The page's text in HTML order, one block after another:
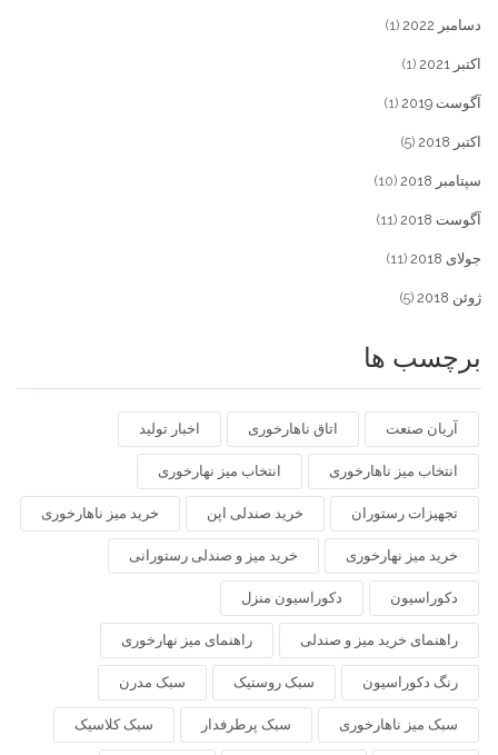
دسامبر 2022 (1)
اکتبر 2021 (1)
آگوست 2019 (1)
اکتبر 2018 (5)
سپتامبر 2018 (10)
آگوست 2018 (11)
جولای 2018 (11)
ژوئن 2018 (5)
برچسب ها
آریان صنعت اتاق ناهارخوری اخبار تولید
انتخاب میز ناهارخوری انتخاب میز نهارخوری
تجهیزات رستوران خرید صندلی اپن خرید میز ناهارخوری
خرید میز نهارخوری خرید میز و صندلی رستورانی
دکوراسیون دکوراسیون منزل
راهنمای خرید میز و صندلی راهنمای میز نهارخوری
رنگ دکوراسیون سبک روستیک سبک مدرن
سبک میز ناهارخوری سبک پرطرفدار سبک کلاسیک